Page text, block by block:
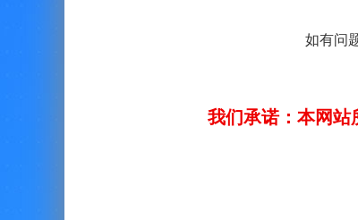
如有问
我们承诺：本网站